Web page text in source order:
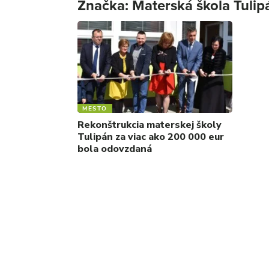
Značka: Materská škola
MESTO
Rekonštrukcia materskej školy
Tulipán za viac ako 200 000 eur
bola odovzdaná